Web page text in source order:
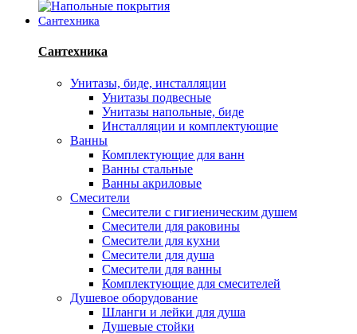
Сантехника
Сантехника
Унитазы, биде, инсталляции
Унитазы подвесные
Унитазы напольные, биде
Инсталляции и комплектующие
Ванны
Комплектующие для ванн
Ванны стальные
Ванны акриловые
Смесители
Смесители с гигиеническим душем
Смесители для раковины
Смесители для кухни
Смесители для душа
Смесители для ванны
Комплектующие для смесителей
Душевое оборудование
Шланги и лейки для душа
Душевые стойки